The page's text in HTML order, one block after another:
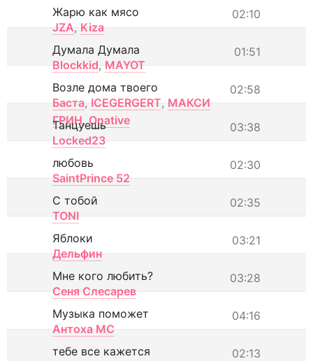
02:10
Жарю как мясо
JZA, Kiza
01:51
Думала Думала
Blockkid, MAYOT
02:58
Возле дома твоего
Баста, ICEGERGERT, МАКСИ
ГРИН, Onative 03:38
Танцуешь
Locked23
02:30
любовь
SaintPrince 52
02:35
С тобой
TONI
03:21
Яблоки
Дельфин
03:28
Мне кого любить?
Сеня Слесарев
04:16
Музыка поможет
Антоха МС
02:13
тебе все кажется